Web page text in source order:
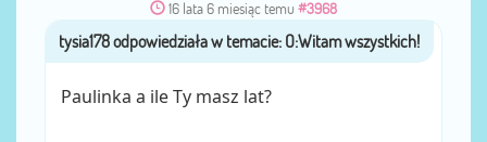
16 lata 6 miesiąc temu #3968
przez tysia178
Paulinka a ile Ty masz lat?